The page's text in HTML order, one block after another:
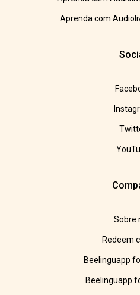
Aprenda com
Sobre
Redeem
Beelinguapp
Beelinguapp